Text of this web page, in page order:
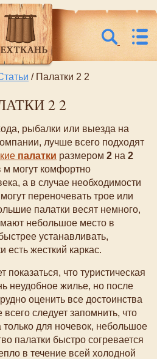
/ Палатки 2 2
2 2
рыбалки или выезда на
лучше всего подходят
палатки размером 2 на 2
могут комфортно
а в случае необходимости
переночевать трое или
палатки весят немного,
небольшое место в
устанавливать,
есть жесткий каркас.
что туристическая
неудобное жилье, но после
оценить все достоинства
следует запомнить, что
только для ночевок, небольшое
палатки быстро согревается
в течение всей холодной